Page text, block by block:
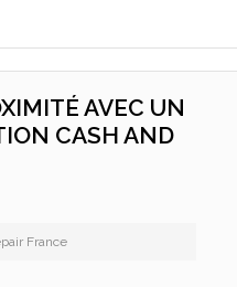
AVEC UN
CASH AND
France